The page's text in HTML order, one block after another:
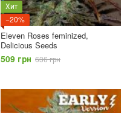
Хит
−20%
Eleven Roses feminized,
Delicious Seeds
509 грн 636 грн